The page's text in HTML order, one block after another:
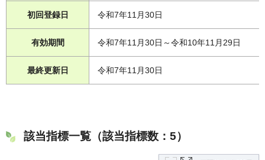
初回登録日 令和7年11月30日
有効期間 令和7年11月30日～令和10年11月29日
最終更新日 令和7年11月30日
該当指標一覧（該当指標数：5）